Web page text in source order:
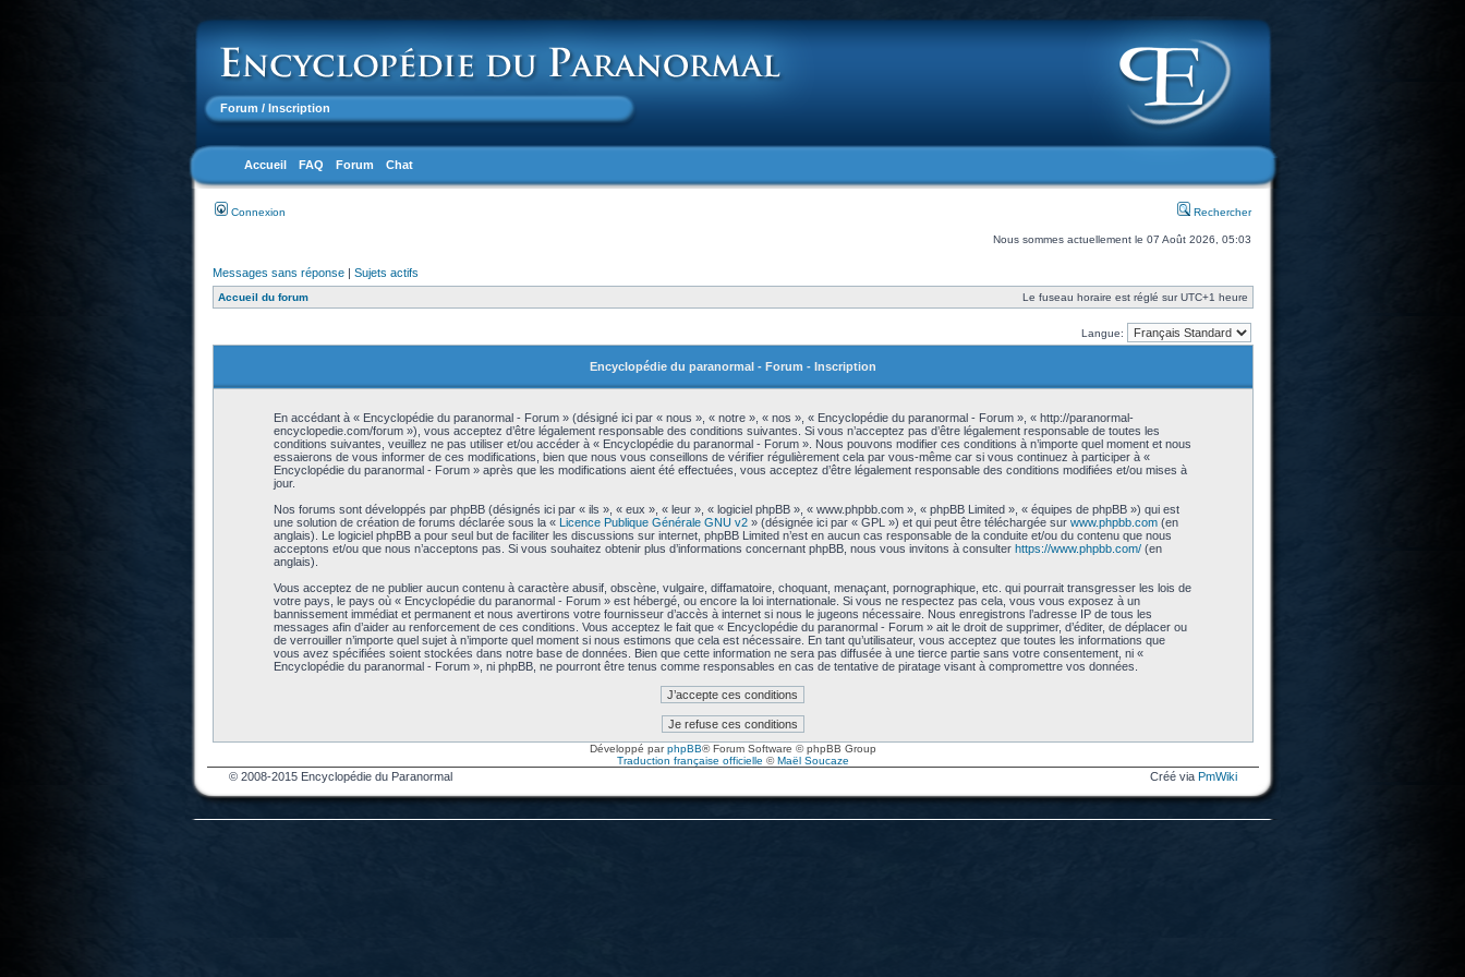
Forum / Inscription
Accueil FAQ Forum Chat
Connexion Rechercher
Nous sommes actuellement le 07 Août 2026, 05:03
Messages sans réponse| Sujets actifs
Accueil du forum Le fuseau horaire est réglé sur UTC+1 heure
Langue:
Encyclopédie du paranormal - Forum - Inscription
En accédant à « Encyclopédie du paranormal - Forum » (désigné ici par « nous », « notre », « nos », « Encyclopédie du paranormal - Forum », « http://paranormal-
encyclopedie.com/forum »), vous acceptez d’être légalement responsable des conditions suivantes. Si vous n’acceptez pas d’être légalement responsable de toutes les
conditions suivantes, veuillez ne pas utiliser et/ou accéder à « Encyclopédie du paranormal - Forum ». Nous pouvons modifier ces conditions à n’importe quel moment et nous
essaierons de vous informer de ces modifications, bien que nous vous conseillons de vérifier régulièrement cela par vous-même car si vous continuez à participer à «
Encyclopédie du paranormal - Forum » après que les modifications aient été effectuées, vous acceptez d’être légalement responsable des conditions modifiées et/ou mises à
jour.
Nos forums sont développés par phpBB (désignés ici par « ils », « eux », « leur », « logiciel phpBB », « www.phpbb.com », « phpBB Limited », « équipes de phpBB ») qui est
une solution de création de forums déclarée sous la « Licence Publique Générale GNU v2 » (désignée ici par « GPL ») et qui peut être téléchargée sur www.phpbb.com (en
anglais). Le logiciel phpBB a pour seul but de faciliter les discussions sur internet, phpBB Limited n’est en aucun cas responsable de la conduite et/ou du contenu que nous
acceptons et/ou que nous n’acceptons pas. Si vous souhaitez obtenir plus d’informations concernant phpBB, nous vous invitons à consulter https://www.phpbb.com/ (en
anglais).
Vous acceptez de ne publier aucun contenu à caractère abusif, obscène, vulgaire, diffamatoire, choquant, menaçant, pornographique, etc. qui pourrait transgresser les lois de
votre pays, le pays où « Encyclopédie du paranormal - Forum » est hébergé, ou encore la loi internationale. Si vous ne respectez pas cela, vous vous exposez à un
bannissement immédiat et permanent et nous avertirons votre fournisseur d’accès à internet si nous le jugeons nécessaire. Nous enregistrons l’adresse IP de tous les
messages afin d’aider au renforcement de ces conditions. Vous acceptez le fait que « Encyclopédie du paranormal - Forum » ait le droit de supprimer, d’éditer, de déplacer ou
de verrouiller n’importe quel sujet à n’importe quel moment si nous estimons que cela est nécessaire. En tant qu’utilisateur, vous acceptez que toutes les informations que
vous avez spécifiées soient stockées dans notre base de données. Bien que cette information ne sera pas diffusée à une tierce partie sans votre consentement, ni «
Encyclopédie du paranormal - Forum », ni phpBB, ne pourront être tenus comme responsables en cas de tentative de piratage visant à compromettre vos données.
Développé parphpBB® Forum Software © phpBB Group
Traduction française officielle ©Maël Soucaze
© 2008-2015 Encyclopédie du Paranormal Créé via PmWiki